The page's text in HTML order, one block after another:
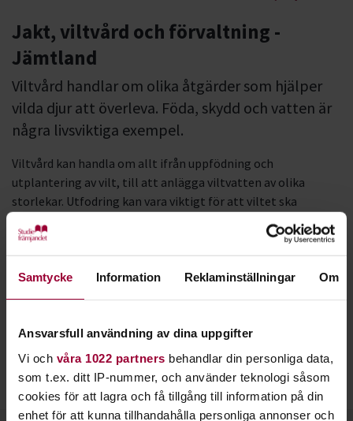
Samtycke Information Reklaminställningar Om
Ansvarsfull användning av dina uppgifter
Vi och våra 1022 partners behandlar din personliga data,
som t.ex. ditt IP-nummer, och använder teknologi såsom
cookies för att lagra och få tillgång till information på din
enhet för att kunna tillhandahålla personliga annonser och
Jakt, viltvård och förvaltning -
Jämtland
Viltvård handlar om olika åtgärder som hjälper
vilda djur att överleva. Föda, skydd och vatten är
några livsviktiga exempel.
Viltvård kan handla om allt ifrån uppfödning och
utplantering av vilt, till att anlägga viltvatten av olika
storlekar. Utfodring kan vara viktigt för att viltet ska
överleva. Att förstå hur rovdjurstrycket påverkar andra djurs
möjligheter att överleva är också centralt.
I moderna samhällen handlar viltvård mycket om
däggdjur.
Jakt och viltvård går hand i hand eftersom viltvård även
innebär att hålla djurbestånden på önskvärda nivåer.